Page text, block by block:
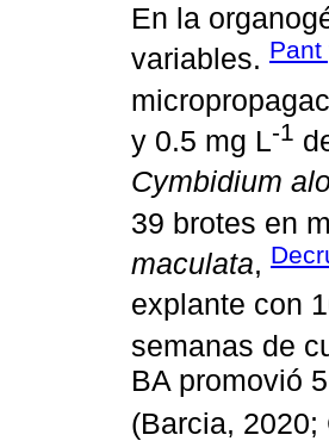
En la
variables. Pant
y 0.5 mg L-1
Cymbidium
39 brotes en
maculata,
explante con
semanas de
BA promovió
(Barcia, 2020;